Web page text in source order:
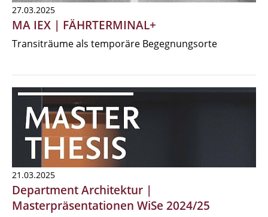
27.03.2025
MA IEX | FÄHRTERMINAL+
Transiträume als temporäre Begegnungsorte
21.03.2025
Department Architektur |
Masterpräsentationen WiSe 2024/25